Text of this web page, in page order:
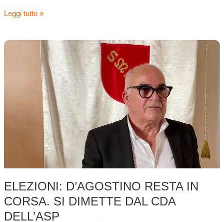
Leggi tutto »
ELEZIONI: D’AGOSTINO RESTA IN
CORSA. SI DIMETTE DAL CDA
DELL’ASP
Elezioni: